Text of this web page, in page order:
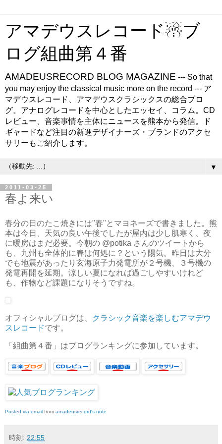
アマデウスレコード☃ブ
ログ組曲第４番
AMADEUSRECORD BLOG MAGAZINE --- So that
you may enjoy the classical music more on the record --- ア
マデウスレコード、アマデウスクラシックスの総合ブロ
グ。アナログレコードを中心としたエッセイ、コラム。CD
レビュー、音楽事情を主体にニュースを熊本から発信。ド
ギャードなど注目の新進デザイナーズ・ブランドのアクセ
サリーもご紹介します。
▼
2011-03-25
春よ来い
春分の日のたこ焼きには"春"とマヨネーズで書きました。熊
本は今日、天気の良い午後でしたが屋内は少し肌寒く、夜
に暖房はまだ必要。今朝の @potika さんのツイートから
も、九州も全体的に春は何処に？という陽気。昨日は大分
でも地震があったり玄海原子力発電所が２号機、３号機の
発電再開を延期。涼しい夏になれば過ごしやすいけれど
も、作物など課題になりそうですね。
オフィシャルブログは、
クラシック音楽を楽しむアマデウ
スレコードです。
「組曲第４番」はブログランキングに参加しています。
Posted via email from amadeusrecord's note
時刻: 22:55